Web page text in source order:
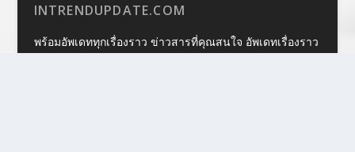
INTRENDUPDATE.COM
พร้อมอัพเดททุกเรื่องราว ข่าวสารที่คุณสนใจ อัพเดทเรื่องราว